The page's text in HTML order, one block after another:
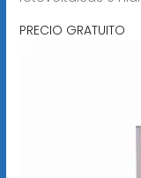
PRECIO GRATUITO